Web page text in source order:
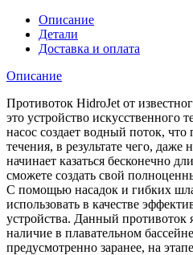
Описание
Детали
Доставка и оплата
Описание
Противоток HidroJet от
это устройство искусственного
насос создает водный поток,
течения, в результате чего, даже
начинает казаться бесконечно
сможете создать свой
С помощью насадок и гибких
использовать в качестве
устройства. Данный противоток
наличие в плавательном
предусмотренно заранее, на